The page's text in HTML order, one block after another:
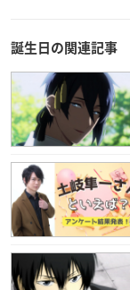
近藤隆さんは愛知
今年で43歳を迎え
誕生日の関連記事